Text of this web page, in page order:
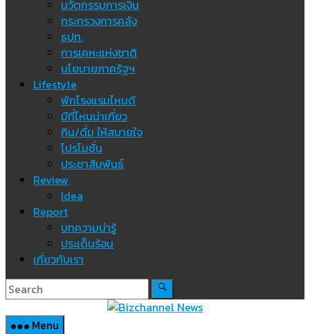
นวัตกรรมการเงิน
กระทรวงการคลัง
ธปท.
การเคหะแห่งชาติ
นโยบายภาครัฐฯ
Lifestyle
พักโรงแรมไหนดี
มีที่ไหนน่าเที่ยว
กิน/ดื่ม ให้สบายใจ
โปรโมชั่น
ประชาสัมพันธ์
Review
Idea
Report
บทความน่ารู้
ประเด็นร้อน
เกี่ยวกับเรา
Menu